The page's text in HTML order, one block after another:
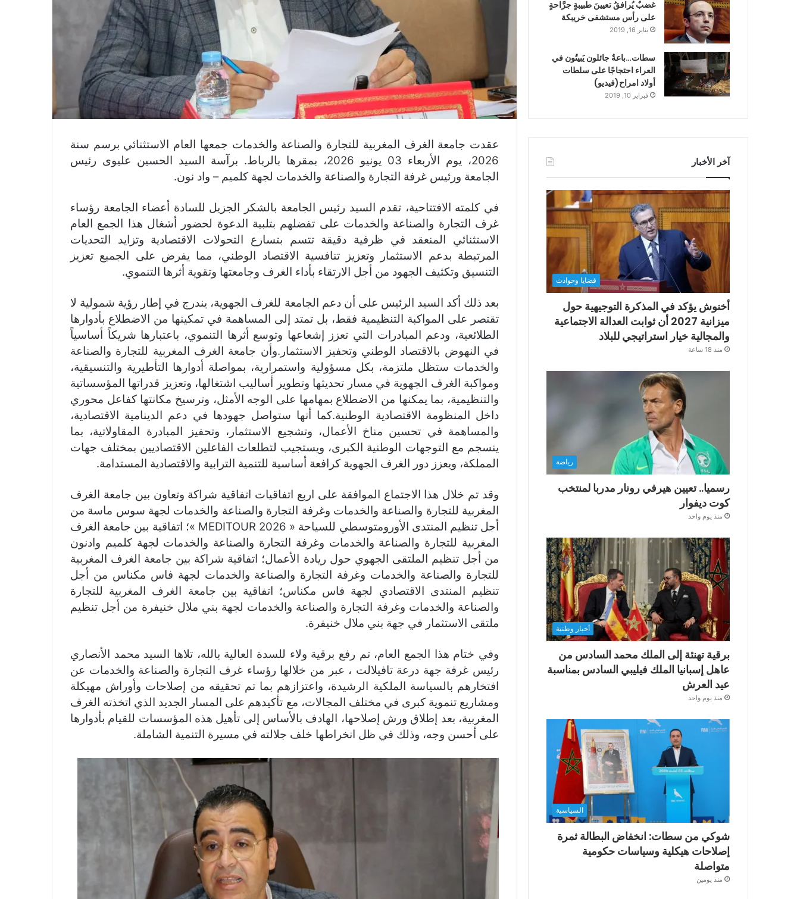
عقدت جامعة الغرف المغربية للتجارة والصناعة والخدمات جمعها العام الاستثنائي برسم سنة
2026، يوم الأربعاء 03 يونيو 2026، بمقرها بالرباط. برآسة السيد الحسين عليوى رئيس
الجامعة ورئيس غرفة التجارة والصناعة والخدمات لجهة كلميم – واد نون.
في كلمته الافتتاحية، تقدم السيد رئيس الجامعة بالشكر الجزيل للسادة أعضاء الجامعة رؤساء
غرف التجارة والصناعة والخدمات على تفضلهم بتلبية الدعوة لحضور أشغال هذا الجمع العام
الاستثنائي المنعقد في ظرفية دقيقة تتسم بتسارع التحولات الاقتصادية وتزايد التحديات
المرتبطة بدعم الاستثمار وتعزيز تنافسية الاقتصاد الوطني، مما يفرض على الجميع تعزيز
التنسيق وتكثيف الجهود من أجل الارتقاء بأداء الغرف وجامعتها وتقوية أثرها التنموي.
بعد ذلك أكد السيد الرئيس على أن دعم الجامعة للغرف الجهوية، يندرج في إطار رؤية شمولية لا
تقتصر على المواكبة التنظيمية فقط، بل تمتد إلى المساهمة في تمكينها من الاضطلاع بأدوارها
الطلائعية، ودعم المبادرات التي تعزز إشعاعها وتوسع أثرها التنموي، باعتبارها شريكاً أساسياً
في النهوض بالاقتصاد الوطني وتحفيز الاستثمار.وأن جامعة الغرف المغربية للتجارة والصناعة
والخدمات ستظل ملتزمة، بكل مسؤولية واستمرارية، بمواصلة أدوارها التأطيرية والتنسيقية،
ومواكبة الغرف الجهوية في مسار تحديثها وتطوير أساليب اشتغالها، وتعزيز قدراتها المؤسساتية
والتنظيمية، بما يمكنها من الاضطلاع بمهامها على الوجه الأمثل، وترسيخ مكانتها كفاعل محوري
داخل المنظومة الاقتصادية الوطنية.كما أنها ستواصل جهودها في دعم الدينامية الاقتصادية،
والمساهمة في تحسين مناخ الأعمال، وتشجيع الاستثمار، وتحفيز المبادرة المقاولاتية، بما
ينسجم مع التوجهات الوطنية الكبرى، ويستجيب لتطلعات الفاعلين الاقتصاديين بمختلف جهات
المملكة، ويعزز دور الغرف الجهوية كرافعة أساسية للتنمية الترابية والاقتصادية المستدامة.
وقد تم خلال هذا الاجتماع الموافقة على اربع اتفاقيات اتفاقية شراكة وتعاون بين جامعة الغرف
المغربية للتجارة والصناعة والخدمات وغرفة التجارة والصناعة والخدمات لجهة سوس ماسة من
أجل تنظيم المنتدى الأورومتوسطي للسياحة « MEDITOUR 2026 »؛ اتفاقية بين جامعة الغرف
المغربية للتجارة والصناعة والخدمات وغرفة التجارة والصناعة والخدمات لجهة كلميم وادنون
من أجل تنظيم الملتقى الجهوي حول ريادة الأعمال؛ اتفاقية شراكة بين جامعة الغرف المغربية
للتجارة والصناعة والخدمات وغرفة التجارة والصناعة والخدمات لجهة فاس مكناس من أجل
تنظيم المنتدى الاقتصادي لجهة فاس مكناس؛ اتفاقية بين جامعة الغرف المغربية للتجارة
والصناعة والخدمات وغرفة التجارة والصناعة والخدمات لجهة بني ملال خنيفرة من أجل تنظيم
ملتقى الاستثمار في جهة بني ملال خنيفرة.
وفي ختام هذا الجمع العام، تم رفع برقية ولاء للسدة العالية بالله، تلاها السيد محمد الأنصاري
رئيس غرفة جهة درعة تافيلالت ، عبر من خلالها رؤساء غرف التجارة والصناعة والخدمات عن
افتخارهم بالسياسة الملكية الرشيدة، واعتزازهم بما تم تحقيقه من إصلاحات وأوراش مهيكلة
ومشاريع تنموية كبرى في مختلف المجالات، مع تأكيدهم على المسار الجديد الذي اتخذته الغرف
المغربية، بعد إطلاق ورش إصلاحها، الهادف بالأساس إلى تأهيل هذه المؤسسات للقيام بأدوارها
على أحسن وجه، وذلك في ظل انخراطها خلف جلالته في مسيرة التنمية الشاملة.
غضبٌ يُرافقُ تعيينَ طبيبةٍ جرَّاحةٍ
على رأس مستشفى خريبكة
يناير 16, 2019
سطات…باعةٌ جائلون يَبيتُون في
العراء احتجاجًا على سلطات
أولاد امراح(فيديو)
فبراير 10, 2019
آخر الأخبار
قضايا وحوادث
أخنوش يؤكد في المذكرة التوجيهية حول
ميزانية 2027 أن ثوابت العدالة الاجتماعية
والمجالية خيار استراتيجي للبلاد
منذ 18 ساعة
رياضة
رسميا.. تعيين هيرفي رونار مدربا لمنتخب
كوت ديفوار
منذ يوم واحد
أخبار وطنية
برقية تهنئة إلى الملك محمد السادس من
عاهل إسبانيا الملك فيليبي السادس بمناسبة
عيد العرش
منذ يوم واحد
السياسية
شوكي من سطات: انخفاض البطالة ثمرة
إصلاحات هيكلية وسياسات حكومية
متواصلة
منذ يومين